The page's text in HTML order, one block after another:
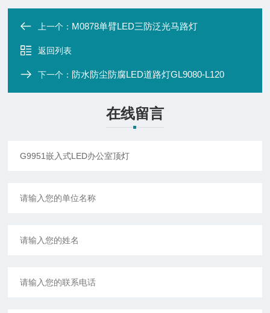
上一个： M0878单臂LED三防泛光马路灯
返回列表
下一个： 防水防尘防腐LED道路灯GL9080-L120
在线留言